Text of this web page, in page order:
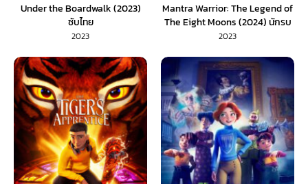
Under the Boardwalk (2023)
ซับไทย
2023
Mantra Warrior: The Legend of
The Eight Moons (2024) นักรบ
มนตรา: ตำนานแปดดวงจันทร์
2023